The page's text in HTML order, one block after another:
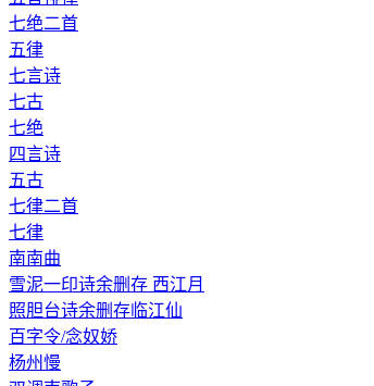
七绝二首
五律
七言诗
七古
七绝
四言诗
五古
七律二首
七律
南南曲
雪泥一印诗余删存 西江月
照胆台诗余删存临江仙
百字令/念奴娇
杨州慢